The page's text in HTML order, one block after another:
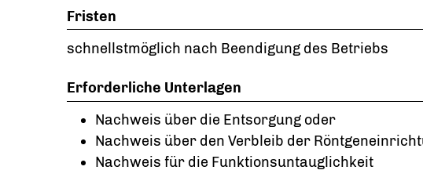
Fristen
schnellstmöglich nach Beendigung des Betriebs
Erforderliche Unterlagen
Nachweis über die Entsorgung oder
Nachweis über den Verbleib der
Nachweis für die Funktionsuntauglichkeit